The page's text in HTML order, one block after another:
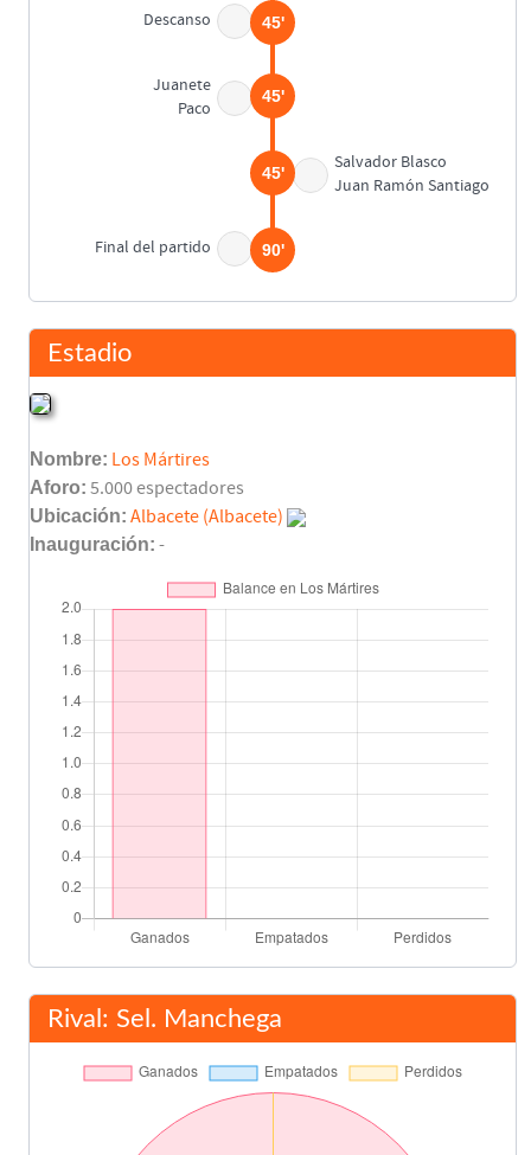
Descanso 45'
Juanete
Paco
45'
Salvador Blasco
Juan Ramón Santiago
45'
Final del partido 90'
Estadio
Nombre: Los Mártires
Aforo: 5.000 espectadores
Ubicación: Albacete (Albacete)
Inauguración: -
Rival: Sel. Manchega